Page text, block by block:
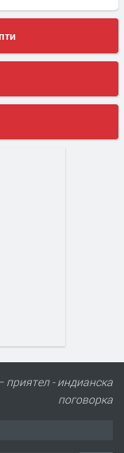
приятел - индианска
поговорка